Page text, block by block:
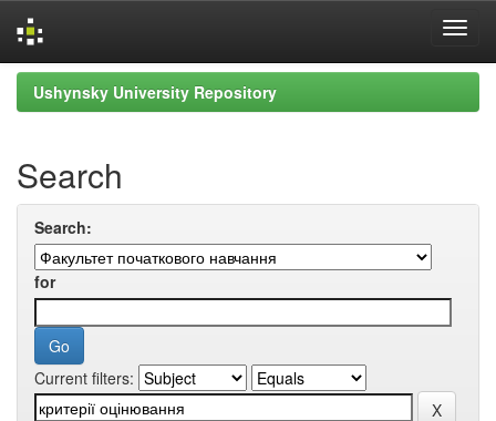
Skip
navigation
Ushynsky University Repository
Search
Search:
for
Current filters: